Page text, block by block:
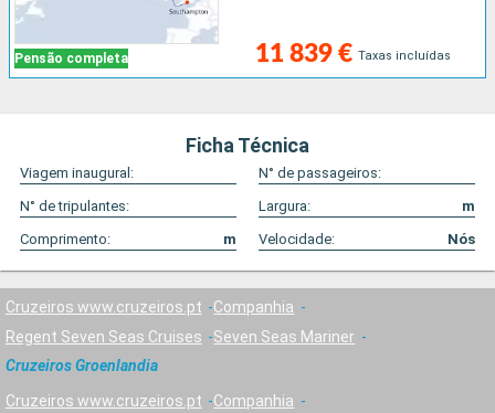
Pensão completa 11 839 € Taxas incluídas
Ficha Técnica
Viagem inaugural:
N° de passageiros:
N° de tripulantes:
Largura:
m
Comprimento:
m Velocidade: Nós
Cruzeiros www.cruzeiros.pt
Companhia
Regent Seven Seas Cruises
Seven Seas Mariner
Cruzeiros Groenlandia
Cruzeiros www.cruzeiros.pt
Companhia